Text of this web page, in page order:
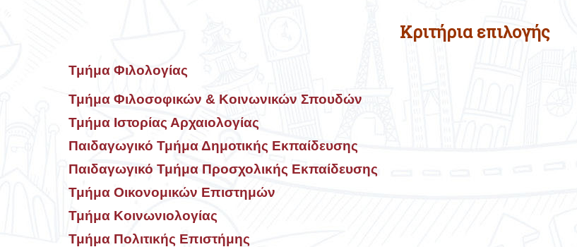
Κριτήρια επιλογής
Τμήμα Φιλολογίας
Τμήμα Φιλοσοφικών & Κοινωνικών Σπουδών
Τμήμα Ιστορίας Αρχαιολογίας
Παιδαγωγικό Τμήμα Δημοτικής Εκπαίδευσης
Παιδαγωγικό Τμήμα Προσχολικής Εκπαίδευσης
Τμήμα Οικονομικών Επιστημών
Τμήμα Κοινωνιολογίας
Τμήμα Πολιτικής Επιστήμης